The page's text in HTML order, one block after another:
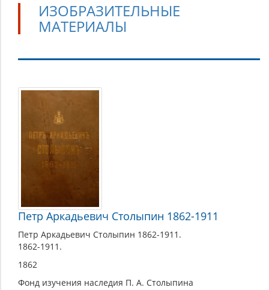
ИЗОБРАЗИТЕЛЬНЫЕ
МАТЕРИАЛЫ
Изобразительные
материалы
Петр Аркадьевич Столыпин 1862-1911
Петр Аркадьевич Столыпин 1862-1911.
1862-1911.
1862
Фонд изучения наследия П. А. Столыпина